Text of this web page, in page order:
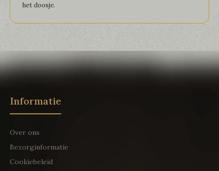
het doosje.
Informatie
Over ons
Bezorginformatie
Cookiebeleid